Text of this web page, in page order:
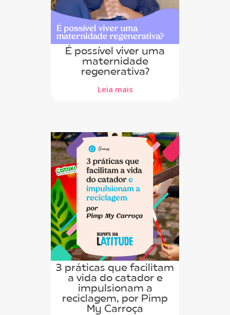
É possível viver uma
maternidade
regenerativa?
Leia mais
3 práticas que facilitam
a vida do catador e
impulsionam a
reciclagem, por Pimp
My Carroça